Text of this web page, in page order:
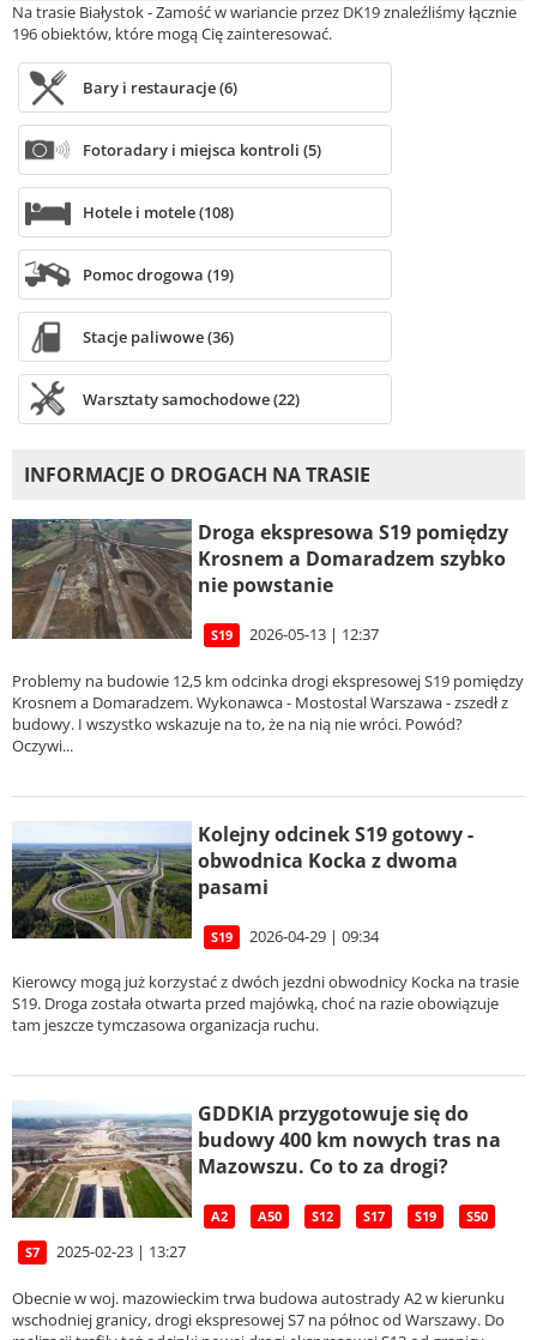
Na trasie Białystok - Zamość w wariancie przez DK19 znaleźliśmy łącznie
196 obiektów, które mogą Cię zainteresować.
Bary i restauracje (6)
Fotoradary i miejsca kontroli (5)
Hotele i motele (108)
Pomoc drogowa (19)
Stacje paliwowe (36)
Warsztaty samochodowe (22)
INFORMACJE O DROGACH NA TRASIE
Droga ekspresowa S19 pomiędzy
Krosnem a Domaradzem szybko
nie powstanie
S19 2026-05-13 | 12:37
Problemy na budowie 12,5 km odcinka drogi ekspresowej S19 pomiędzy
Krosnem a Domaradzem. Wykonawca - Mostostal Warszawa - zszedł z
budowy. I wszystko wskazuje na to, że na nią nie wróci. Powód?
Oczywi...
Kolejny odcinek S19 gotowy -
obwodnica Kocka z dwoma
pasami
S19 2026-04-29 | 09:34
Kierowcy mogą już korzystać z dwóch jezdni obwodnicy Kocka na trasie
S19. Droga została otwarta przed majówką, choć na razie obowiązuje
tam jeszcze tymczasowa organizacja ruchu.
GDDKIA przygotowuje się do
budowy 400 km nowych tras na
Mazowszu. Co to za drogi?
A2 A50 S12 S17 S19 S50
S7 2025-02-23 | 13:27
Obecnie w woj. mazowieckim trwa budowa autostrady A2 w kierunku
wschodniej granicy, drogi ekspresowej S7 na północ od Warszawy. Do